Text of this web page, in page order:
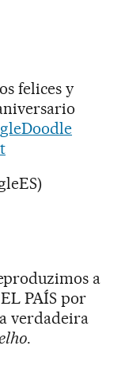
felices y
a
PAÍS por
verdadeira
.